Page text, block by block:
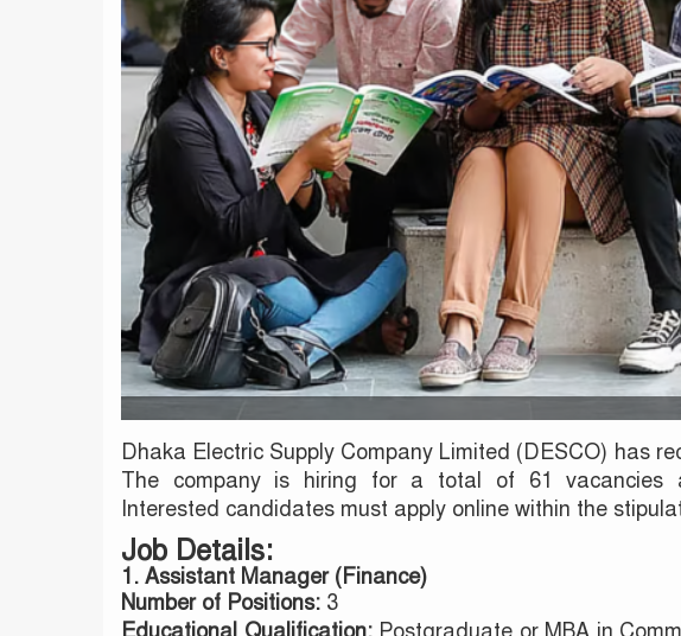
Dhaka Electric Supply Company Limited (DESCO) has
The company is hiring for a total of 61 vacancies
Interested candidates must apply online within the
Job Details:
1. Assistant Manager (Finance)
Number of Positions: 3